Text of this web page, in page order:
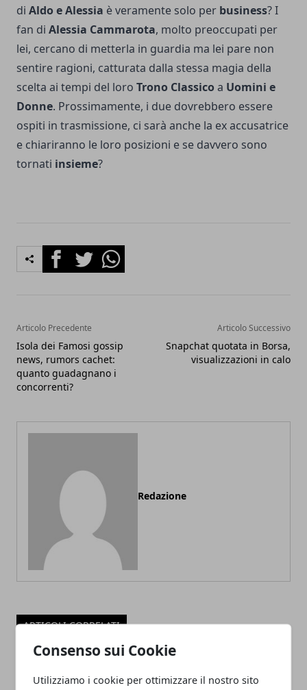
Consenso sui Cookie
Utilizziamo i cookie per ottimizzare il nostro sito
di Aldo e Alessia è veramente solo per business? I
fan di Alessia Cammarota, molto preoccupati per
lei, cercano di metterla in guardia ma lei pare non
sentire ragioni, catturata dalla stessa magia della
scelta ai tempi del loro Trono Classico a Uomini e
Donne. Prossimamente, i due dovrebbero essere
ospiti in trasmissione, ci sarà anche la ex accusatrice
e chiariranno le loro posizioni e se davvero sono
tornati insieme?
FacebookTwitterWhatsapp
Articolo Precedente
Isola dei Famosi gossip
news, rumors cachet:
quanto guadagnano i
concorrenti?
Articolo Successivo
Snapchat quotata in Borsa,
visualizzazioni in calo
Redazione
ARTICOLI CORRELATI